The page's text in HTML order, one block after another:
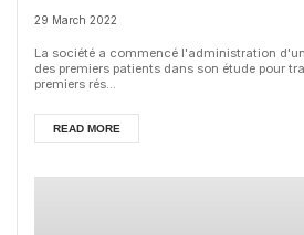
29 March 2022
La société a commencé l'administration
des premiers patients dans son étude pour
premiers rés...
READ MORE